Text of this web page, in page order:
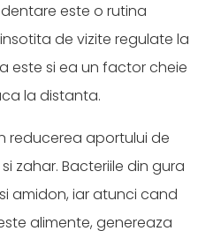
este o rutina
de vizite regulate la
este si ea un factor cheie
la distanta.
reducerea aportului de
zahar. Bacteriile din gura
amidon, iar atunci cand
alimente, genereaza